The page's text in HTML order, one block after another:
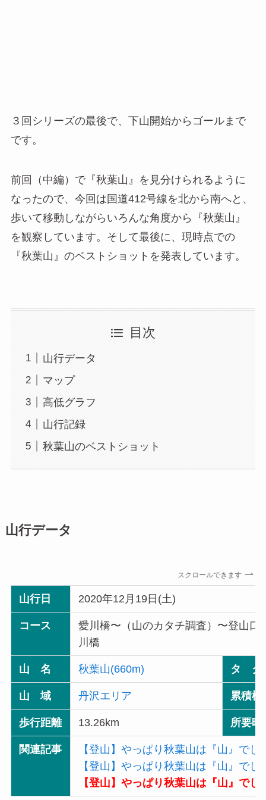
３回シリーズの最後で、下山開始からゴールまで
です。
前回（中編）で『秋葉山』を見分けられるように
なったので、今回は国道412号線を北から南へと、
歩いて移動しながらいろんな角度から『秋葉山』
を観察しています。そして最後に、現時点での
『秋葉山』のベストショットを発表しています。
目次
山行データ
マップ
高低グラフ
山行記録
秋葉山のベストショット
山行データ
スクロールできます
山行日 2020年12月19日(土)
コース
愛川橋〜（山のカタチ調査）〜登山
川橋
山 名 秋葉山(660m) タ グ
山 域 丹沢エリア 累積標
歩行距離 13.26km 所要時
関連記事
【登山】やっぱり秋葉山は『山』でし
【登山】やっぱり秋葉山は『山』でし
【登山】やっぱり秋葉山は『山』でし